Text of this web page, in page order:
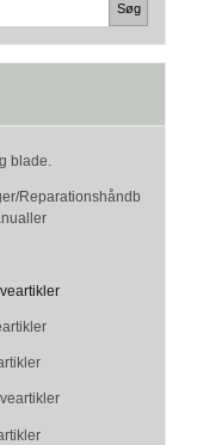
Søg
blade.
Reparationshåndb